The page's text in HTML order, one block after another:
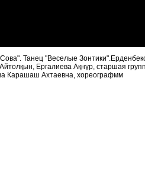
Танец "Веселые
Ергалиева Ақнүр, старшая
Карашаш Ахтаевна, хореографмм